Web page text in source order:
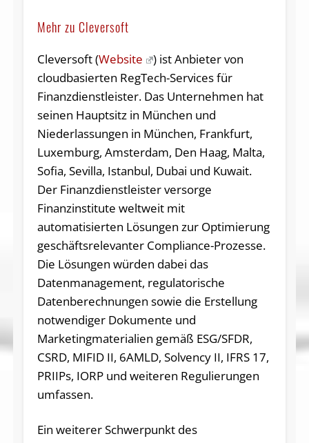
Mehr zu Cleversoft
Cleversoft (Website
) ist Anbieter von
cloudbasierten RegTech-Services für
Finanzdienstleister. Das Unternehmen hat
seinen Hauptsitz in München und
Niederlassungen in München, Frankfurt,
Luxemburg, Amsterdam, Den Haag, Malta,
Sofia, Sevilla, Istanbul, Dubai und Kuwait.
Der Finanzdienstleister versorge
Finanzinstitute weltweit mit
automatisierten Lösungen zur Optimierung
geschäftsrelevanter Compliance-Prozesse.
Die Lösungen würden dabei das
Datenmanagement, regulatorische
Datenberechnungen sowie die Erstellung
notwendiger Dokumente und
Marketingmaterialien gemäß ESG/SFDR,
CSRD, MIFID II, 6AMLD, Solvency II, IFRS 17,
PRIIPs, IORP und weiteren Regulierungen
umfassen.
Ein weiterer Schwerpunkt des